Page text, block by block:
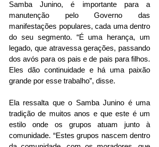
Samba Junino, é importante para a
manutenção pelo Governo das
manifestações populares, cada uma dentro
do seu segmento. “É uma herança, um
legado, que atravessa gerações, passando
dos avós para os pais e de pais para filhos.
Eles dão continuidade e há uma paixão
grande por esse trabalho”, disse.
Ela ressalta que o Samba Junino é uma
tradição de muitos anos e que este é um
estilo onde os grupos atuam junto à
comunidade. “Estes grupos nascem dentro